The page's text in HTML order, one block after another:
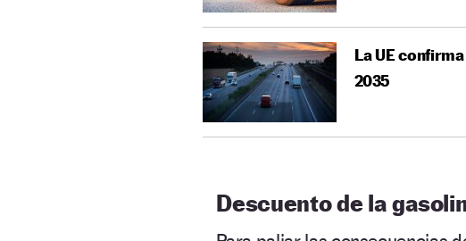
La UE
2035
Descuento de la